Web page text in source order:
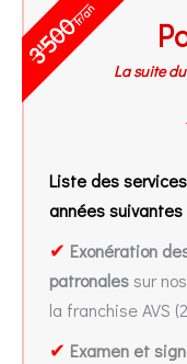
La suite
Liste des
années suivantes
✔ Exonération
patronalessur
la franchise AVS
✔ Examen et
3'500fr/an